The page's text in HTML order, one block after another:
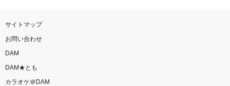
サイトマップ
お問い合わせ
DAM
DAM★とも
カラオケ＠DAM